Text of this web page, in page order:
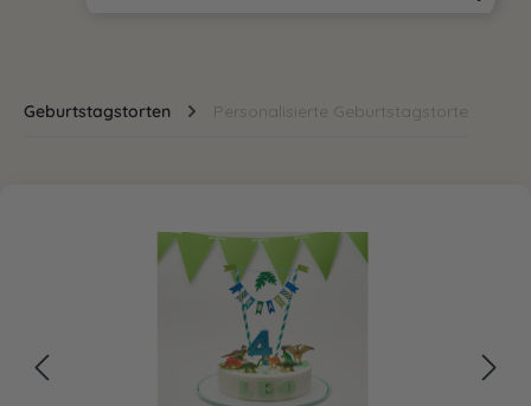
Geburtstagstorten Personalisierte Geburtstagstorte
Bildergalerie überspringen